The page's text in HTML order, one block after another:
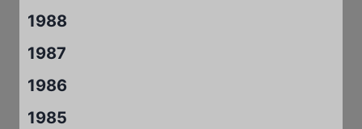
1988
1987
1986
1985